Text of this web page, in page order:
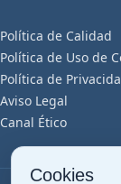
Política de Calidad
Política de Uso de
Política de
Aviso Legal
Canal Ético
Cookies